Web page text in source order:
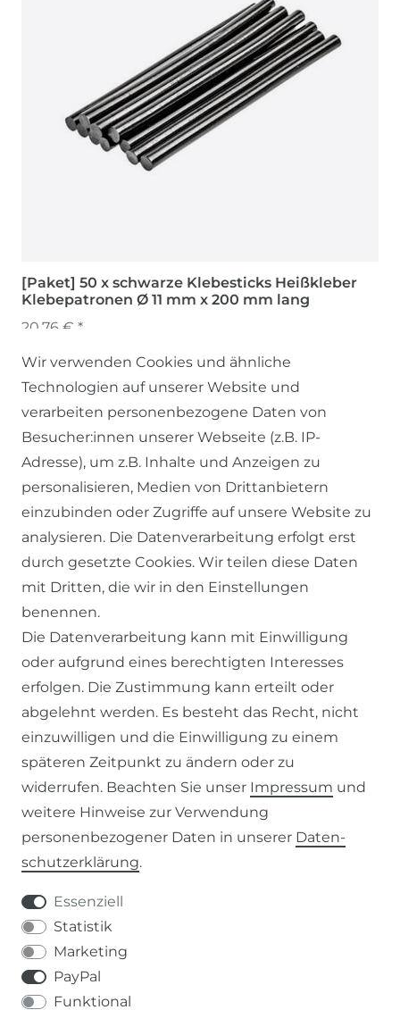
[Paket] 50 x schwarze Klebesticks Heißkleber
Klebepatronen Ø 11 mm x 200 mm lang
20,76 € *
SERVICE
KONTAKT
ZAHLUNG & VERSAND
WIDERRUFSFORMULAR
RECHTLICHES
WIDERRUFSRECHT
IMPRESSUM
DATENSCHUTZERKLÄRUNG
037207-995665
Wir verwenden Cookies und ähnliche
Technologien auf unserer Website und
verarbeiten personenbezogene Daten von
Besucher:innen unserer Webseite (z.B. IP-
Adresse), um z.B. Inhalte und Anzeigen zu
personalisieren, Medien von Drittanbietern
einzubinden oder Zugriffe auf unsere Website zu
analysieren. Die Datenverarbeitung erfolgt erst
durch gesetzte Cookies. Wir teilen diese Daten
mit Dritten, die wir in den Einstellungen
benennen.
Die Datenverarbeitung kann mit Einwilligung
oder aufgrund eines berechtigten Interesses
erfolgen. Die Zustimmung kann erteilt oder
abgelehnt werden. Es besteht das Recht, nicht
einzuwilligen und die Einwilligung zu einem
späteren Zeitpunkt zu ändern oder zu
widerrufen. Beachten Sie unser Impressum und
weitere Hinweise zur Verwendung
personenbezogener Daten in unserer Daten­
schutz­erklärung.
Essenziell
Statistik
Marketing
PayPal
Funktional